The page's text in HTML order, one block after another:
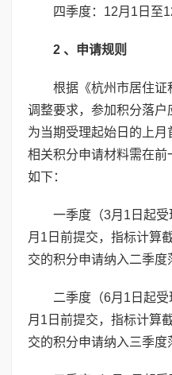
四季度：12月1日至
2 、申请规则
根据《杭州市居住证
调整要求，参加积分落户
为当期受理起始日的上
相关积分申请材料需在
如下：
一季度（3月1日起
月1日前提交，指标计算
交的积分申请纳入二季度
二季度（6月1日起
月1日前提交，指标计算
交的积分申请纳入三季度